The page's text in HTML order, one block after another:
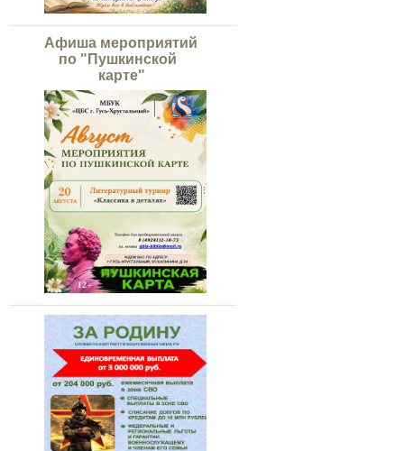
Афиша мероприятий
по "Пушкинской
карте"